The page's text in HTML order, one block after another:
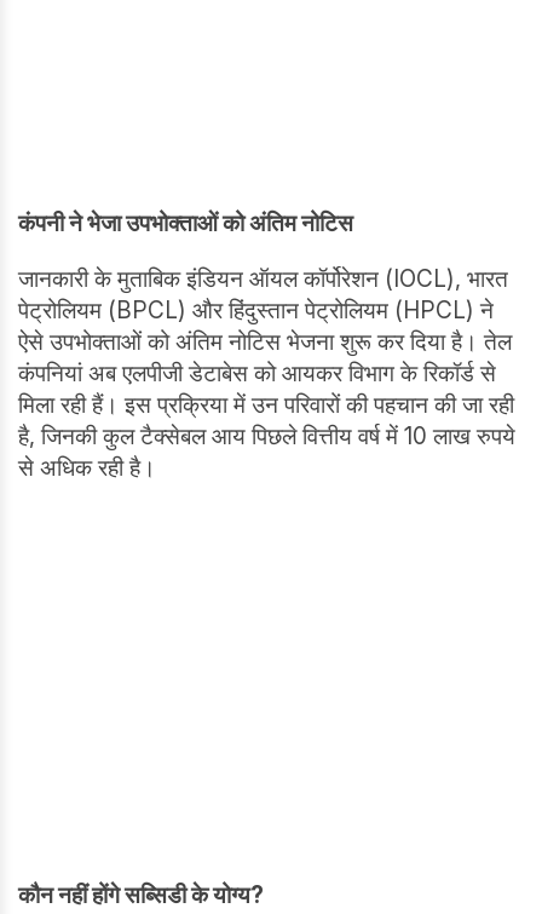
कंपनी ने भेजा उपभोक्ताओं को अंतिम नोटिस
जानकारी के मुताबिक इंडियन ऑयल कॉर्पोरेशन (IOCL), भारत
पेट्रोलियम (BPCL) और हिंदुस्तान पेट्रोलियम (HPCL) ने
ऐसे उपभोक्ताओं को अंतिम नोटिस भेजना शुरू कर दिया है। तेल
कंपनियां अब एलपीजी डेटाबेस को आयकर विभाग के रिकॉर्ड से
मिला रही हैं। इस प्रक्रिया में उन परिवारों की पहचान की जा रही
है, जिनकी कुल टैक्सेबल आय पिछले वित्तीय वर्ष में 10 लाख रुपये
से अधिक रही है।
कौन नहीं होंगे सब्सिडी के योग्य?